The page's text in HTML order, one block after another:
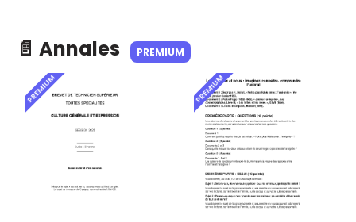
📄 Annales PREMIUM
PREMIUM PREMIUM